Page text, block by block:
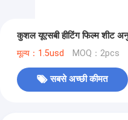
कुशल यूएसबी हीटिंग फिल्म शीट
मूल्य：1.5usd MOQ：2pcs
सबसे अच्छी कीमत